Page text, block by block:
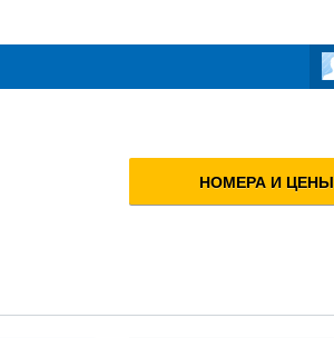
НОМЕРА И ЦЕНЫ